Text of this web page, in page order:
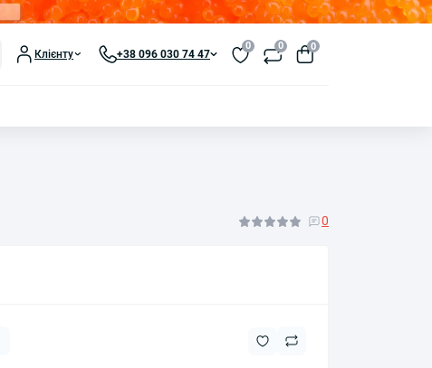
Клієнту +38 096 030 74 47
0 0 0
0